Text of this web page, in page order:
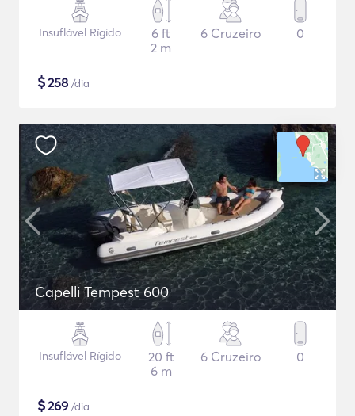
Insuflável Rígido
6 ft
2 m
6 Cruzeiro 0
$258 /dia
Capelli Tempest 600
Insuflável Rígido
20 ft
6 m
6 Cruzeiro 0
$269 /dia